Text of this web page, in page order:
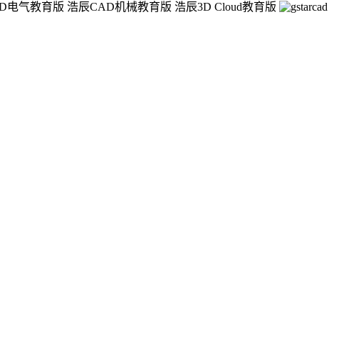
电气教育版 浩辰CAD机械教育版 浩辰3D Cloud教育版